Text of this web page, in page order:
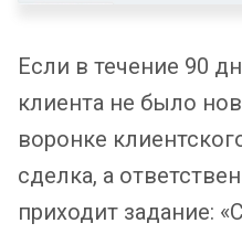
Если в течение 90
клиента не было
воронке
сделка, а
приходит задание: